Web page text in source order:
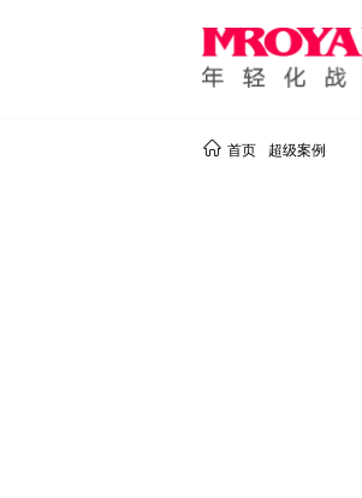
首页 超级案例